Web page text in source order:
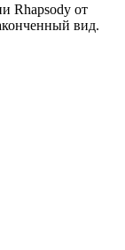
Rhapsody от
вид.